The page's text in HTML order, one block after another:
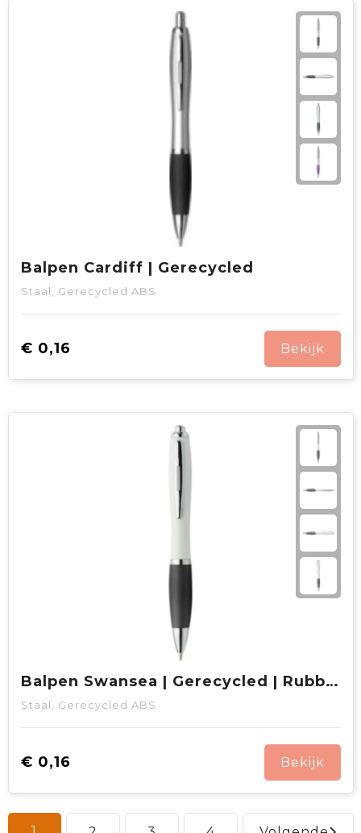
Balpen Cardiff | Gerecycled
Staal, Gerecycled ABS
€ 0,16 Bekijk
Balpen Swansea | Gerecycled | Rubberen grip
Staal, Gerecycled ABS
€ 0,16 Bekijk